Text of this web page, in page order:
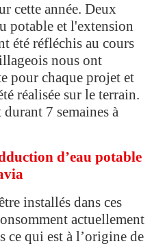
cette année. Deux
potable et l'extension
été réfléchis au cours
nous ont
pour chaque projet et
réalisée sur le terrain.
7 semaines à
d’eau potable
installés dans ces
actuellement
ce qui est à l’origine de